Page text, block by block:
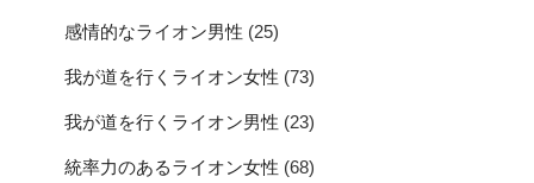
感情的なライオン男性 (25)
我が道を行くライオン女性 (73)
我が道を行くライオン男性 (23)
統率力のあるライオン女性 (68)